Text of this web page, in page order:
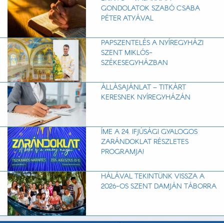
GONDOLATOK SZABÓ CSABA
PÉTER ATYÁVAL
PAPSZENTELÉS A NYÍREGYHÁZI
SZENT MIKLÓS-
SZÉKESEGYHÁZBAN
ÁLLÁSAJÁNLAT – TITKÁRT
KERESNEK NYÍREGYHÁZÁN
ÍME A 24. IFJÚSÁGI GYALOGOS
ZARÁNDOKLAT RÉSZLETES
PROGRAMJA!
HÁLÁVAL TEKINTÜNK VISSZA A
2026-OS SZENT DAMJÁN TÁBORRA